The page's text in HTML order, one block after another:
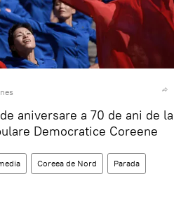
aniversare a 70 de ani de la
Democratice Coreene
Coreea de Nord Parada